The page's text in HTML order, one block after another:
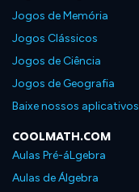
Jogos de Memória
Jogos Clássicos
Jogos de Ciência
Jogos de Geografia
Baixe nossos aplicativos
COOLMATH.COM
Aulas Pré-áLgebra
Aulas de Álgebra